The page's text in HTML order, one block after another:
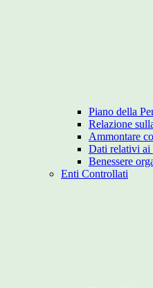
Piano della
Relazione
Ammontare
Dati relativi ai
Benessere
Enti Controllati